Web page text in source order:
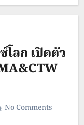
โลก เปิดตัว
No Comments